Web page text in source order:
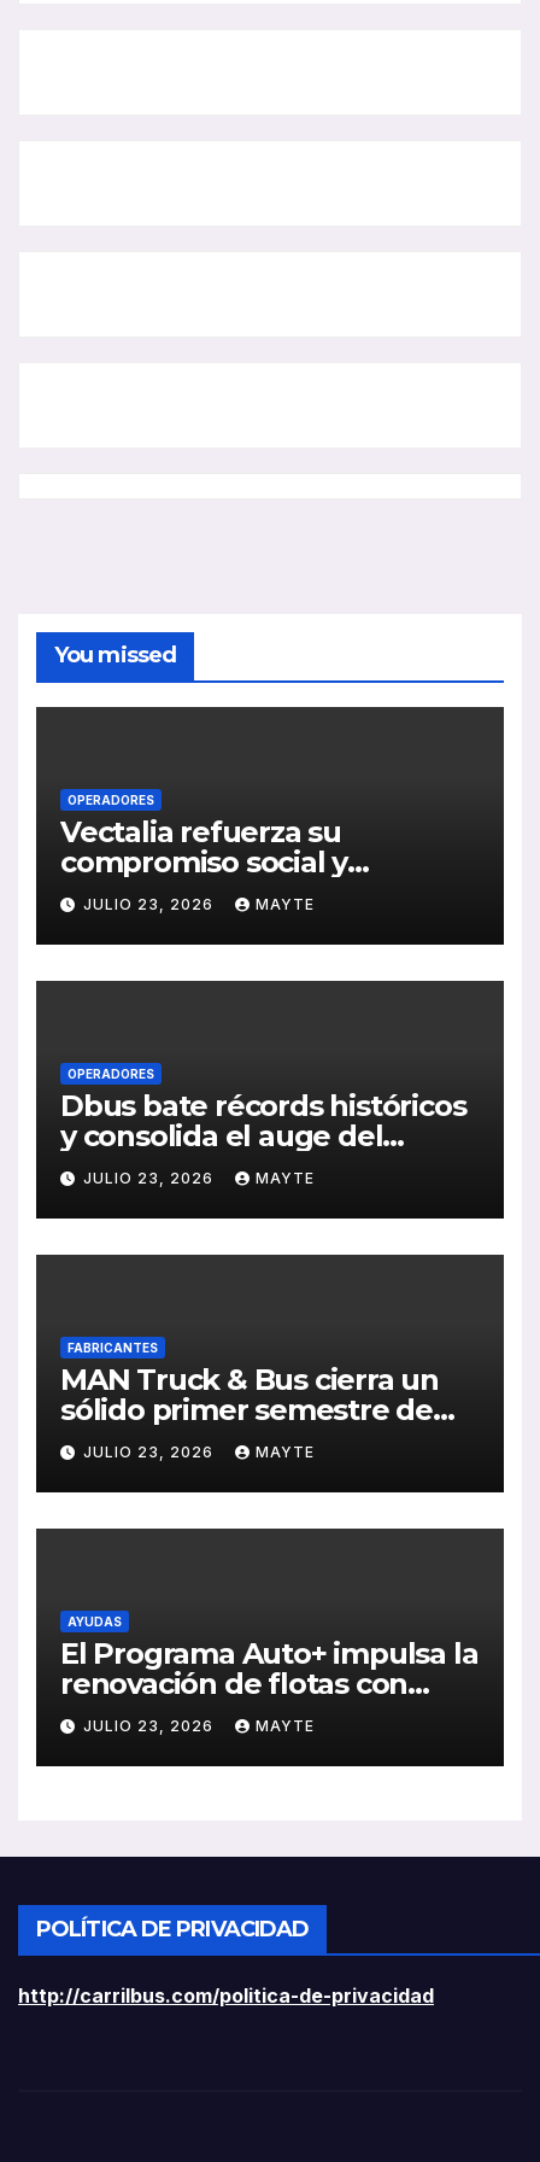
You missed
OPERADORES
Vectalia refuerza su
compromiso social y
medioambiental con la
publicación de su Memoria
de RSC 2025
JULIO 23, 2026 MAYTE
OPERADORES
Dbus bate récords históricos
y consolida el auge del
transporte público en San
Sebastián
JULIO 23, 2026 MAYTE
FABRICANTES
MAN Truck & Bus cierra un
sólido primer semestre de
2026 con crecimiento en
ventas, pedidos y
rentabilidad
JULIO 23, 2026 MAYTE
AYUDAS
El Programa Auto+ impulsa la
renovación de flotas con
ayudas a vehículos eléctricos
ligeros
JULIO 23, 2026 MAYTE
POLÍTICA DE PRIVACIDAD
http://carrilbus.com/politica-de-privacidad